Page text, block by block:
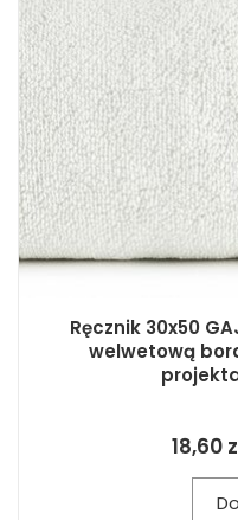
Ręcznik 30x50
welwetową
18,60